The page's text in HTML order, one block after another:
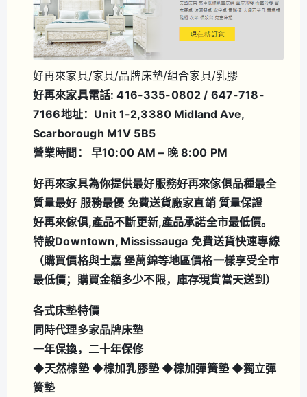
好再來家具/家具/品牌床墊/組合家具/乳膠
好再來家具電話: 416-335-0802 / 647-718-
7166地址：Unit 1-2,3380 Midland Ave,
Scarborough M1V 5B5
營業時間： 早10:00 AM – 晚 8:00 PM
好再來家具為你提供最好服務好再來傢俱品種最全
質量最好 服務最優 免費送貨廠家直銷 質量保證
好再來傢俱,產品不斷更新,產品承諾全市最低價。
特設Downtown, Mississauga 免費送貨快速專線
（購買價格與士嘉 堡萬錦等地區價格一樣享受全市
最低價；購買金額多少不限，庫存現貨當天送到）
各式床墊特價
同時代理多家品牌床墊
一年保換，二十年保修
◆天然棕墊 ◆棕加乳膠墊 ◆棕加彈簧墊 ◆獨立彈
簧墊